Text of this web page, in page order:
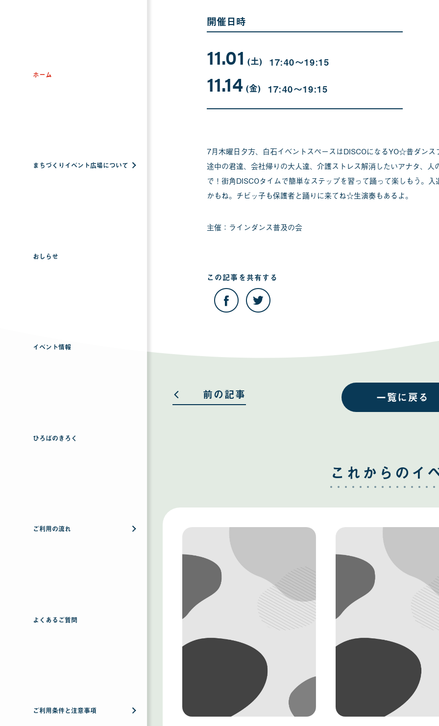
ホーム
まちづくりイベント広場について
おしらせ
イベント情報
ひろばのきろく
ご利用の流れ
よくあるご質問
ご利用条件と注意事項
開催日時
11.01 月
01
(土日
) 17:40〜19:15
11.14 月
14
日
(金日
) 17:40〜19:15
7月木曜日夕方、白石イベントスペースはDISCOになるYO☆昔ダン
途中の君達、会社帰りの大人達、介護ストレス解消したいアナタ、
で！街角DISCOタイムで簡単なステップを習って踊って楽しもう。
かもね。チビッ子も保護者と踊りに来てね☆生演奏もあるよ。
主催：ラインダンス普及の会
この記事を共有する
の
記
す す
一覧に戻る
前の記事
これからのイ